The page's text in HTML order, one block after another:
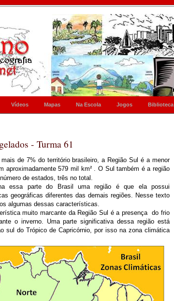
Vídeos Mapas Na Escola Jogos Biblioteca
- Turma 61
de 7% do território brasileiro, a Região Sul é a menor
aproximadamente579 mil km²
O Sul também é a região
de estados, três no total.
essa parte do Brasil uma região é que ela possui
geográficas diferentes das demais regiões. Nesse texto
algumas dessas características.
muito marcante da Região Sul é a presença do frio
o inverno. Uma parte significativa dessa região está
sul do Trópico de Capricórnio, por isso na zona climática